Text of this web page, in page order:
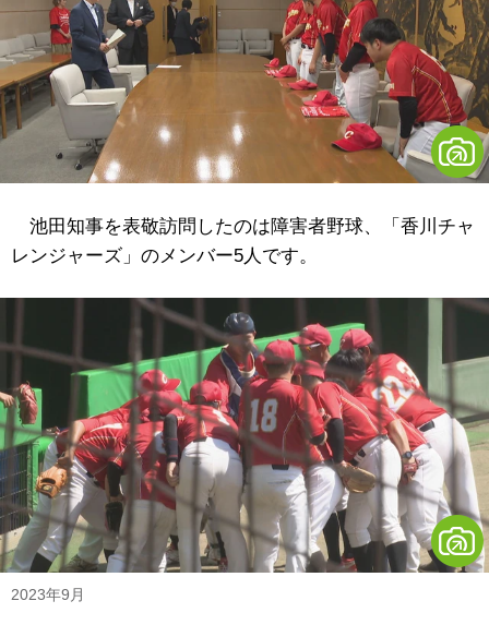
池田知事を表敬訪問したのは障害者野球、「香川チャ
レンジャーズ」のメンバー5人です。
2023年9月